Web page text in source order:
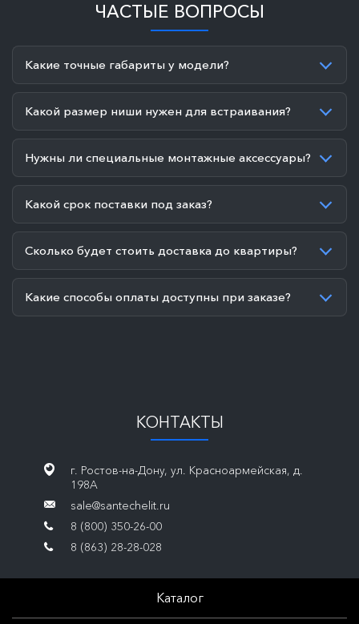
ЧАСТЫЕ ВОПРОСЫ
Какие точные габариты у модели?
Какой размер ниши нужен для встраивания?
Нужны ли специальные монтажные аксессуары?
Какой срок поставки под заказ?
Сколько будет стоить доставка до квартиры?
Какие способы оплаты доступны при заказе?
КОНТАКТЫ
г. Ростов-на-Дону, ул. Красноармейская, д.
198А
sale@santechelit.ru
8 (800) 350-26-00
8 (863) 28-28-028
Каталог